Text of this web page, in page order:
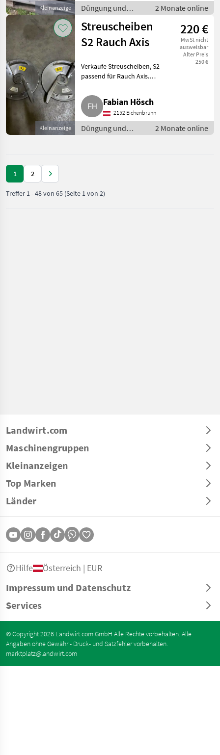
Kleinanzeige
Mineraldüngerstreuer
Düngung und
Beregnung /
Mineraldüngerstreuer/Wiegestreuer
2 Monate online
Kleinanzeige
Streuscheiben
S2 Rauch Axis
220 €
MwSt nicht
ausweisbar
Alter Preis
250 €
Verkaufe Streuscheiben, S2
passend für Rauch Axis.
und Beregnung
Mineraldüngerstreuer/Wiegestreuer
Fabian Hösch
2152 Eichenbrunn
Düngung und
Beregnung /
2 Monate online
1 2
Treffer 1-48von 65 (Seite 1 von 2)
Landwirt.com
Maschinengruppen
Kleinanzeigen
Top Marken
Länder
Impressum und Datenschutz
Services
Hilfe Österreich | EUR
© Copyright 2026 Landwirt.com GmbH Alle Rechte vorbehalten. Alle
Angaben ohne Gewähr - Druck- und Satzfehler vorbehalten.
marktplatz@landwirt.com